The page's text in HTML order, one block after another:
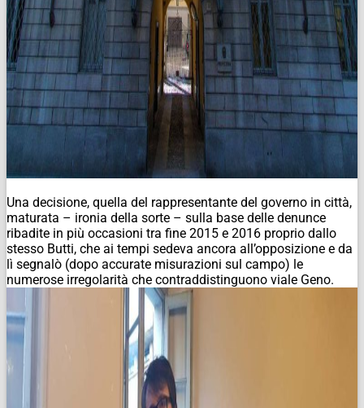
Una decisione, quella del rappresentante del governo in città,
maturata – ironia della sorte – sulla base delle denunce
ribadite in più occasioni tra fine 2015 e 2016 proprio dallo
stesso Butti, che ai tempi sedeva ancora all’opposizione e da
lì segnalò (dopo accurate misurazioni sul campo) le
numerose irregolarità che contraddistinguono viale Geno.